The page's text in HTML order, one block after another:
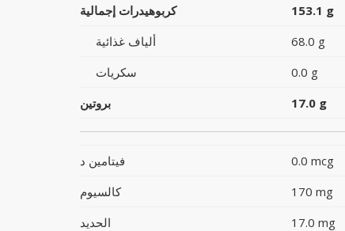
كربوهيدرات إجمالية
153.1 g
ألياف غذائية
68.0 g
سكريات
0.0 g
بروتين
17.0 g
فيتامين د 0.0 mcg
كالسيوم
170 mg
الحديد
17.0 mg